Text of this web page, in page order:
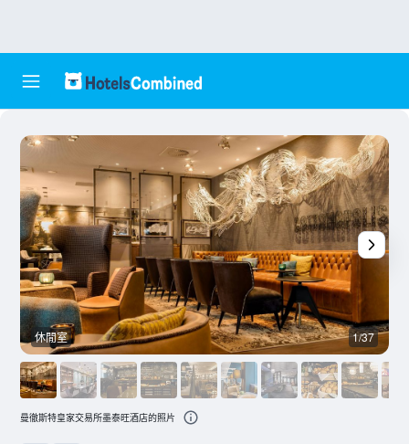
休閒室 1/37
曼徹斯特皇家交易所墨泰旺酒店的照片